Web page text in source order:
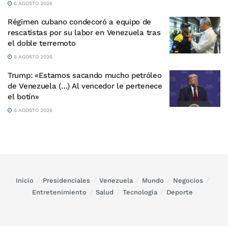
6 AGOSTO 2026
Régimen cubano condecoró a equipo de
rescatistas por su labor en Venezuela tras
el doble terremoto
6 AGOSTO 2026
Trump: «Estamos sacando mucho petróleo
de Venezuela (…) Al vencedor le pertenece
el botín»
6 AGOSTO 2026
Inicio Presidenciales Venezuela Mundo
Negocios
Entretenimiento
Salud Tecnología Deporte